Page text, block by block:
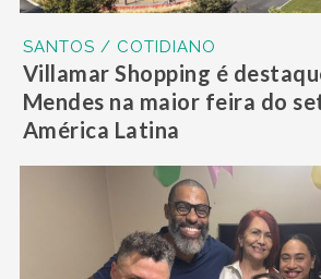
SANTOS / COTIDIANO
Villamar Shopping é
Mendes na maior feira do
América Latina